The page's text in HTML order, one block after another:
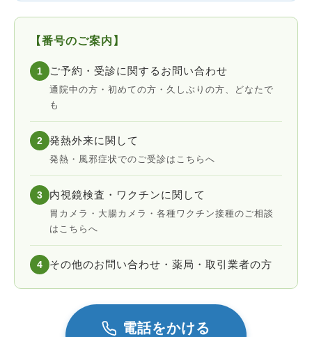
【番号のご案内】
1 ご予約・受診に関するお問い合わせ
通院中の方・初めての方・久しぶりの方、どなたで
も
2 発熱外来に関して
発熱・風邪症状でのご受診はこちらへ
3 内視鏡検査・ワクチンに関して
胃カメラ・大腸カメラ・各種ワクチン接種のご相談
はこちらへ
4 その他のお問い合わせ・薬局・取引業者の方
電話をかける